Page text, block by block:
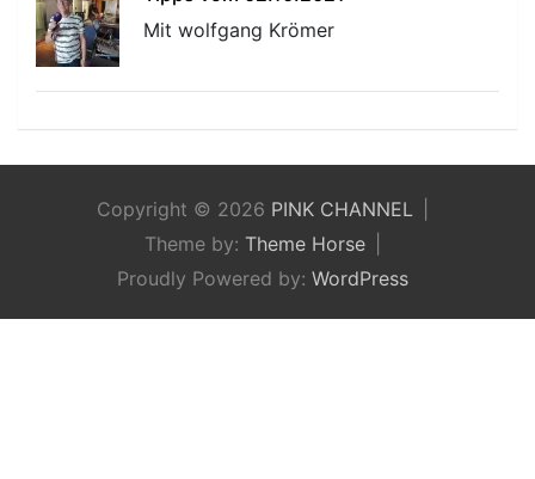
Mit wolfgang Krömer
Copyright © 2026 PINK CHANNEL
Theme by: Theme Horse
Proudly Powered by: WordPress